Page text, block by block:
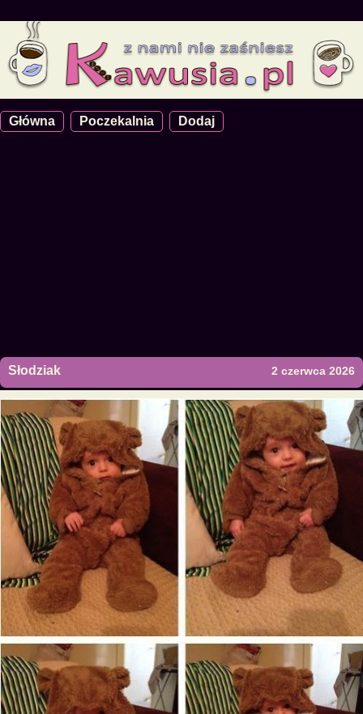
Główna Poczekalnia Dodaj
Słodziak 2 czerwca 2026